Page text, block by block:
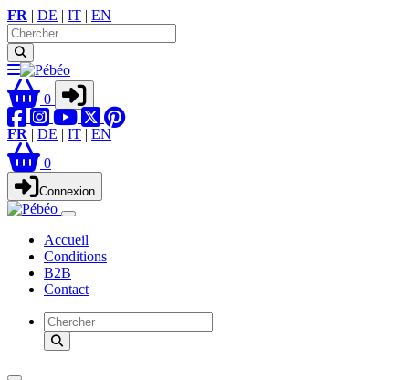
FR | DE | IT | EN
0
FR | DE | IT | EN
0
Connexion
Accueil
Conditions
B2B
Contact